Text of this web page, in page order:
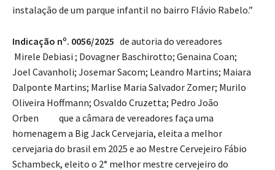
instalação de um parque infantil no bairro Flávio Rabelo.”
Indicação nº. 0056/2025 de autoria do vereadores
Mirele Debiasi ; Dovagner Baschirotto; Genaina Coan;
Joel Cavanholi; Josemar Sacom; Leandro Martins; Maiara
Dalponte Martins; Marlise Maria Salvador Zomer; Murilo
Oliveira Hoffmann; Osvaldo Cruzetta; Pedro João
Orben que a câmara de vereadores faça uma
homenagem a Big Jack Cervejaria, eleita a melhor
cervejaria do brasil em 2025 e ao Mestre Cervejeiro Fábio
Schambeck, eleito o 2° melhor mestre cervejeiro do